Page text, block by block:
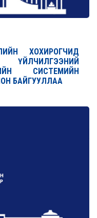
ХОХИРОГЧИД
СИСТЕМИЙН
БАЙГУУЛЛАА